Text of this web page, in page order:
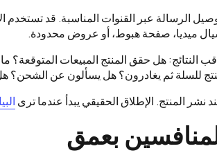
الرسالة عبر القنوات المناسبة. قد تستخدم
ميديا، صفحة هبوط، أو عروض محدودة.
النتائج: هل حقق المنتج المبيعات
للسلة ثم يغادرون؟ هل يسألون عن
نشر المنتج. الإطلاق الحقيقي يبدأ عندما ترى